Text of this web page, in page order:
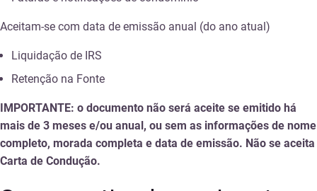
Aceitam-se com data de emissão anual (do ano atual)
Liquidação de IRS
Retenção na Fonte
IMPORTANTE: o documento não será aceite se emitido há
mais de 3 meses e/ou anual, ou sem as informações de nome
completo, morada completa e data de emissão. Não se aceita
Carta de Condução.